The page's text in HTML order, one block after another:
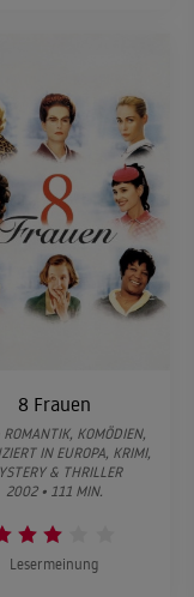
8 Frauen
ROMANTIK, KOMÖDIEN,
IN EUROPA, KRIMI,
& THRILLER
2002 • 111 MIN.
Lesermeinung